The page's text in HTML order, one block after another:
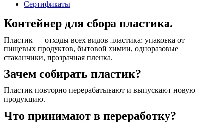
Сертификаты
Контейнер для сбора пластика.
Пластик — отходы всех видов пластика: упаковка от
пищевых продуктов, бытовой химии, одноразовые
стаканчики, прозрачная пленка.
Зачем собирать пластик?
Пластик повторно перерабатывают и выпускают новую
продукцию.
Что принимают в переработку?